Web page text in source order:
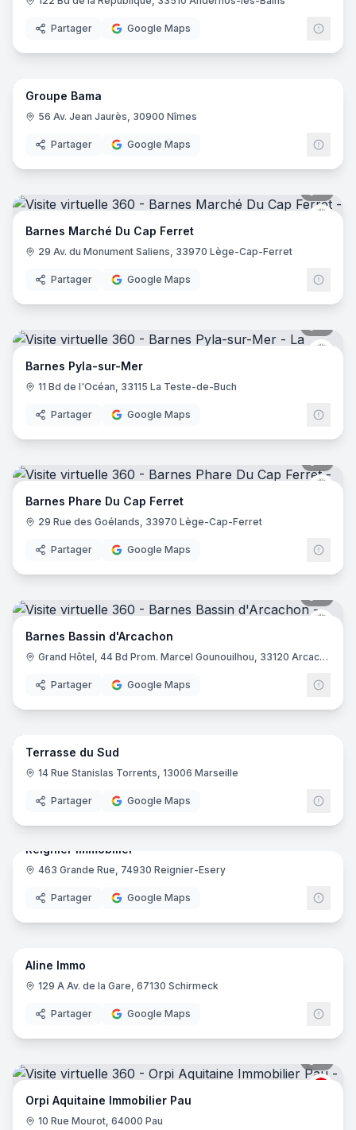
Partager Google Maps
23
Groupe Bama
56 Av. Jean Jaurès, 30900 Nîmes
Partager Google Maps
Barnes Marché Du Cap Ferret
29 Av. du Monument Saliens, 33970 Lège-Cap-Ferret
Partager Google Maps
Barnes Pyla-sur-Mer
11 Bd de l'Océan, 33115 La Teste-de-Buch
Partager Google Maps
Barnes Phare Du Cap Ferret
29 Rue des Goélands, 33970 Lège-Cap-Ferret
Partager Google Maps
Barnes Bassin d'Arcachon
Grand Hôtel, 44 Bd Prom. Marcel Gounouilhou, 33120 Arcachon
Partager Google Maps
5
Terrasse du Sud
14 Rue Stanislas Torrents, 13006 Marseille
Partager Google Maps
Reignier Immobilier
463 Grande Rue, 74930 Reignier-Esery
Partager Google Maps
7
Aline Immo
129 A Av. de la Gare, 67130 Schirmeck
Partager Google Maps
ORPI
Orpi Aquitaine Immobilier Pau
10 Rue Mourot, 64000 Pau